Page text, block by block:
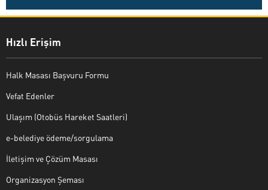
Hızlı Erişim
Halk Masası Başvuru Formu
Vefat Edenler
Ulaşım (Otobüs Hareket Saatleri)
e-belediye ödeme/sorgulama
İletişim ve Çözüm Masası
Organizasyon Şeması